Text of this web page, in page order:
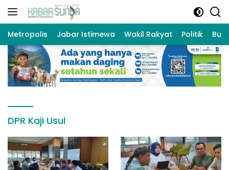
Langsung
Metropolis Jabar Istimewa Wakil Rakyat Politik
DPR Kaji Usul